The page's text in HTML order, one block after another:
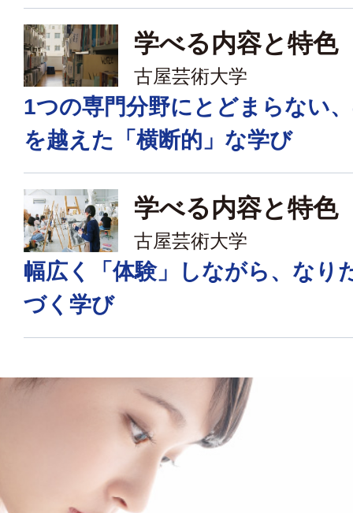
学べる内容と特色
古屋芸術大学
1つの専門分野にとどまらない
を越えた「横断的」な学び
学べる内容と特色
古屋芸術大学
幅広く「体験」しながら、なり
づく学び